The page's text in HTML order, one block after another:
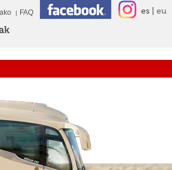
FAQ es eu